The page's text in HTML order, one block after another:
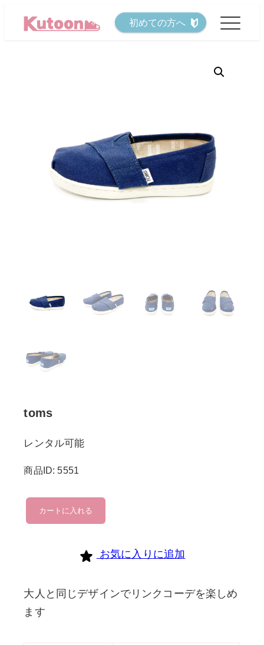
初めての方へ
toms
レンタル可能
商品ID: 5551
toms
個
カートに入れる
お気に入りに追加
大人と同じデザインでリンクコーデを楽しめ
ます